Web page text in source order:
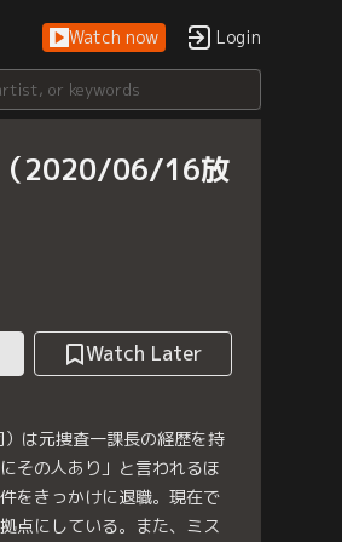
Watch now Login
2020/06/16放
Watch Later
は元捜査一課長の経歴を持
その人あり」と言われるほ
をきっかけに退職。現在で
点にしている。また、ミス